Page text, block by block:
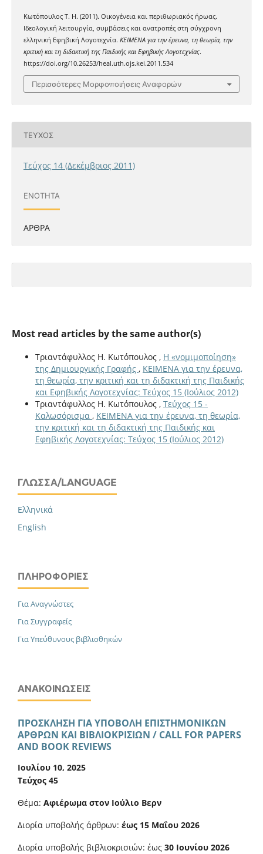
Κωτόπουλος Τ. Η. (2011). Οικογένεια και περιθωριακός ήρωας.
Ιδεολογική λειτουργία, συμβάσεις και ανατροπές στη σύγχρονη
ελληνική Εφηβική Λογοτεχνία. ΚΕΙΜΕΝΑ για την έρευνα, τη θεωρία, την
κριτική και τη διδακτική της Παιδικής και Εφηβικής Λογοτεχνίας.
https://doi.org/10.26253/heal.uth.ojs.kei.2011.534
Περισσότερες Μορφοποιήσεις Αναφορών
ΤΕΎΧΟΣ
Τεύχος 14 (Δεκέμβριος 2011)
ΕΝΌΤΗΤΑ
ΑΡΘΡΑ
Most read articles by the same author(s)
Τριαντάφυλλος Η. Κωτόπουλος , Η «νομιμοποίηση»
της Δημιουργικής Γραφής , ΚΕΙΜΕΝΑ για την έρευνα,
τη θεωρία, την κριτική και τη διδακτική της Παιδικής
και Εφηβικής Λογοτεχνίας: Τεύχος 15 (Ιούλιος 2012)
Τριαντάφυλλος Η. Κωτόπουλος , Τεύχος 15 -
Καλωσόρισμα , ΚΕΙΜΕΝΑ για την έρευνα, τη θεωρία,
την κριτική και τη διδακτική της Παιδικής και
Εφηβικής Λογοτεχνίας: Τεύχος 15 (Ιούλιος 2012)
ΓΛΏΣΣΑ/LANGUAGE
Ελληνικά
English
ΠΛΗΡΟΦΟΡΊΕΣ
Για Αναγνώστες
Για Συγγραφείς
Για Υπεύθυνους βιβλιοθηκών
ΑΝΑΚΟΙΝΏΣΕΙΣ
ΠΡΟΣΚΛΗΣΗ ΓΙΑ ΥΠΟΒΟΛΗ ΕΠΙΣΤΗΜΟΝΙΚΩΝ
ΑΡΘΡΩΝ ΚΑΙ ΒΙΒΛΙΟΚΡΙΣΙΩΝ / CALL FOR PAPERS
AND BOOK REVIEWS
Ιουλίου 10, 2025
Τεύχος 45
Θέμα: Αφιέρωμα στον Ιούλιο Βερν
Διορία υποβολής άρθρων: έως 15 Μαΐου 2026
Διορία υποβολής βιβλιοκρισιών: έως 30 Ιουνίου 2026